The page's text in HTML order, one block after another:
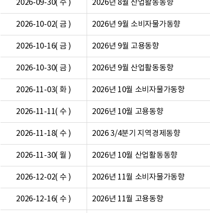
2026-09-30( 수 ) 2026년 8월 산업활동동향
2026-10-02( 금 ) 2026년 9월 소비자물가동향
2026-10-16( 금 ) 2026년 9월 고용동향
2026-10-30( 금 ) 2026년 9월 산업활동동향
2026-11-03( 화 ) 2026년 10월 소비자물가동향
2026-11-11( 수 ) 2026년 10월 고용동향
2026-11-18( 수 ) 2026 3/4분기 지역경제동향
2026-11-30( 월 ) 2026년 10월 산업활동동향
2026-12-02( 수 ) 2026년 11월 소비자물가동향
2026-12-16( 수 ) 2026년 11월 고용동향